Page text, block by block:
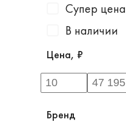
Супер цена
В наличии
Цена, ₽
Бренд